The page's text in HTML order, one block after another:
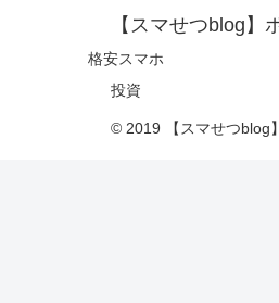
【スマせつblog】
格安スマホ
投資
© 2019 【スマせつblog